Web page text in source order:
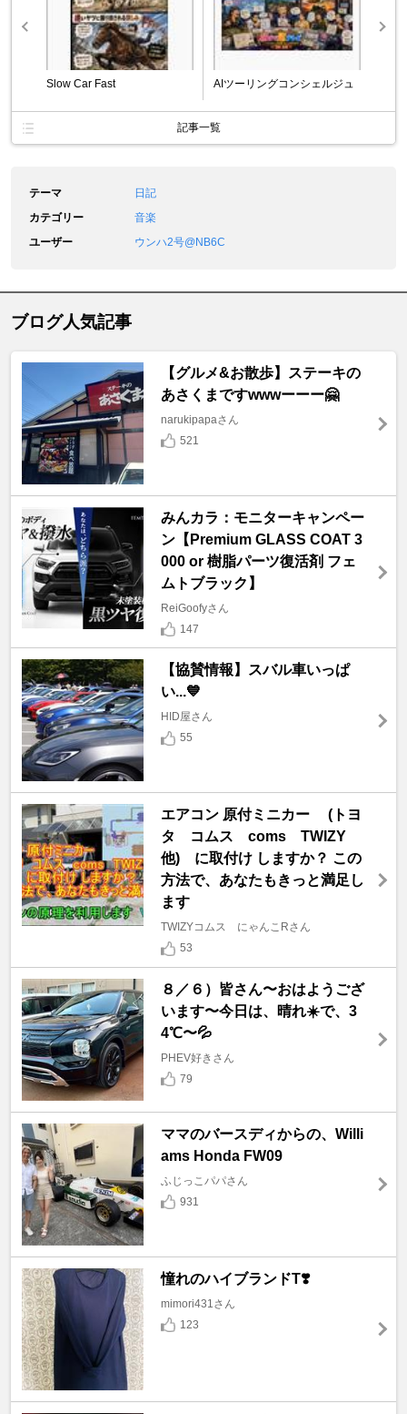
Slow Car Fast AIツーリングコンシェルジュ
記事一覧
テーマ
日記
カテゴリー
音楽
ユーザー
ウンハ2号@NB6C
ブログ人気記事
【グルメ&お散歩】ステーキの
あさくまですwwwーーー🤗
narukipapaさん
521
みんカラ：モニターキャンペー
ン【Premium GLASS COAT 3
000 or 樹脂パーツ復活剤 フェ
ムトブラック】
ReiGoofyさん
147
【協賛情報】スバル車いっぱ
い...💙
HID屋さん
55
エアコン 原付ミニカー (トヨ
タ コムス coms TWIZY
他) に取付け しますか？ この
方法で、あなたもきっと満足し
ます
TWIZYコムス にゃんこRさん
53
８／６）皆さん〜おはようござ
います〜今日は、晴れ☀️で、3
4℃〜💦
PHEV好きさん
79
ママのバースディからの、Willi
ams Honda FW09
ふじっこパパさん
931
憧れのハイブランドT❣️
mimori431さん
123